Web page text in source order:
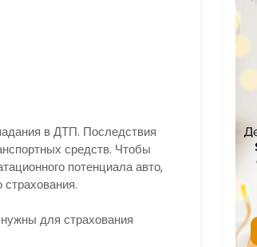
в ДТП. Последствия
средств. Чтобы
потенциала авто,
для страхования